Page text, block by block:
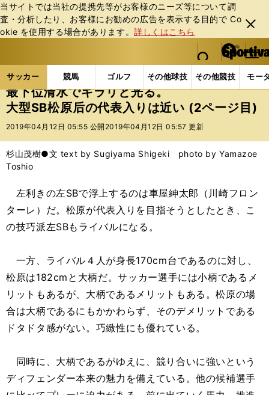
当サイトでは当社の提携先等がお客様のニーズ等について調
査・分析したり、お客様にお勧めの広告を表⽰する⽬的で Co
okie を使⽤する場合があります。詳しくはこちら
閉じ
る
web Sportiva (webスポルティーバ)
検索
マイペ
ー
ジ
メニュ
サッカー 競馬 ゴルフ その他球技 その他競技 モー
ス
ポ
ル
バ
サッカーの記事一覧 Jリーグ他 Jリーグ 最下位
最下位清水でキラリと光る。
大型SB松原后の代表入りは近い (2ページ目)
2019年04月12日 05:55 公開 2019年04月12日 05:57 更新
杉山茂樹●文 text by Sugiyama Shigeki photo by Yamazoe
Toshio
左利きの左SBで浮上するのは車屋紳太郎（川崎フロン
ターレ）だ。松原が代表入りを目指そうとしたとき、こ
の技巧派左SBもライバルになる。
一方、ライバル４人が身長170cm台であるのに対し、
松原は182cmと大柄だ。サッカー選手には小柄であるメ
リットもあるが、大柄であるメリットもある。松原の場
合は大柄であるにもかかわらず、そのデメリットである
ドタドタ感がない。巧緻性にも優れている。
同時に、大柄であるがゆえに、競り合いに強いという
ディフェンダー本来の魅力を備えている。他の候補選手